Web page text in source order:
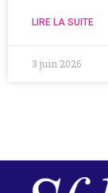
LIRE LA SUITE
3 juin 2026